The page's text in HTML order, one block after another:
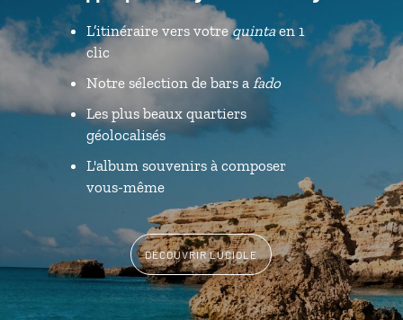
L’itinéraire vers votrequintaen 1
clic
Notre sélection de bars a fado
Les plus beaux quartiers
géolocalisés
L'album souvenirs à composer
vous-même
DÉCOUVRIR LUCIOLE